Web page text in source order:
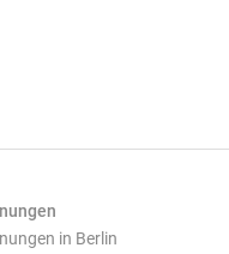
in Berlin